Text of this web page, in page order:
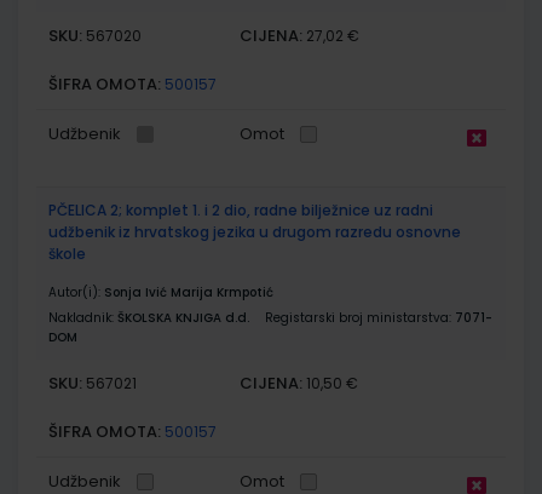
SKU: 567020 CIJENA: 27,02 €
ŠIFRA OMOTA: 500157
Udžbenik Omot
PČELICA 2; komplet 1. i 2 dio, radne bilježnice uz radni
udžbenik iz hrvatskog jezika u drugom razredu osnovne
škole
Autor(i): Sonja Ivić Marija Krmpotić
Nakladnik: ŠKOLSKA KNJIGA d.d. Registarski broj ministarstva: 7071-
DOM
SKU: 567021 CIJENA: 10,50 €
ŠIFRA OMOTA: 500157
Udžbenik Omot